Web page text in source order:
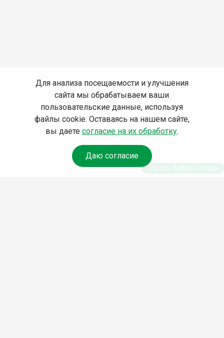
Для анализа посещаемости и улучшения
сайта мы обрабатываем ваши
пользовательские данные, используя
файлы cookie. Оставаясь на нашем сайте,
вы даете согласие на их обработку.
Даю согласие
Спроси библиотекаря